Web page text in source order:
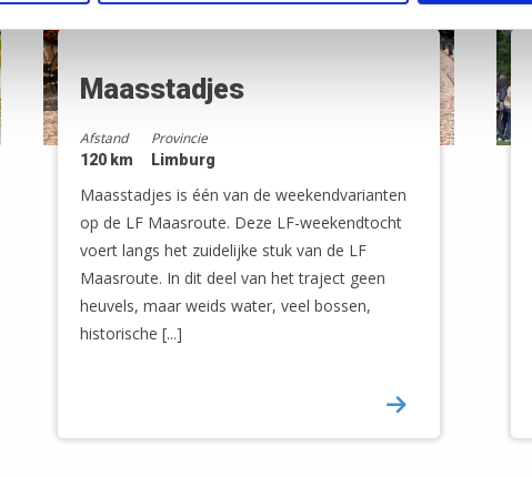
Maasstadjes
Afstand
120 km
Provincie
Limburg
Maasstadjes is één van de weekendvarianten
op de LF Maasroute. Deze LF-weekendtocht
voert langs het zuidelijke stuk van de LF
Maasroute. In dit deel van het traject geen
heuvels, maar weids water, veel bossen,
historische [...]